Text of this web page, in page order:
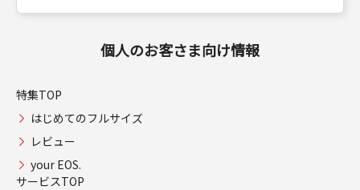
個人のお客さま向け情報
特集TOP
はじめてのフルサイズ
レビュー
your EOS.
サービスTOP